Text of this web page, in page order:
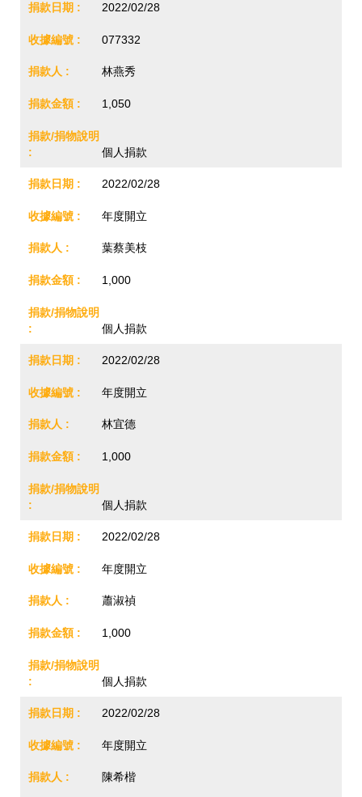
2022/02/28
077332
林燕秀
1,050
個人捐款
2022/02/28
年度開立
葉蔡美枝
1,000
個人捐款
2022/02/28
年度開立
林宜德
1,000
個人捐款
2022/02/28
年度開立
蕭淑禎
1,000
個人捐款
2022/02/28
年度開立
陳希楷